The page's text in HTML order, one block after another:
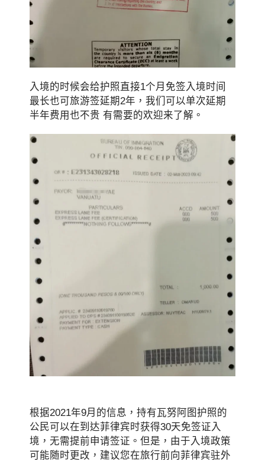
入境的时候会给护照直接1个月免签入境时间
最长也可旅游签延期2年，我们可以单次延期
半年费用也不贵 有需要的欢迎来了解。
根据2021年9月的信息，持有瓦努阿图护照的
公民可以在到达菲律宾时获得30天免签证入
境，无需提前申请签证。但是，由于入境政策
可能随时更改，建议您在旅行前向菲律宾驻外